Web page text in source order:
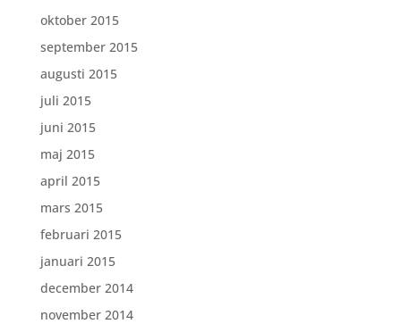
oktober 2015
september 2015
augusti 2015
juli 2015
juni 2015
maj 2015
april 2015
mars 2015
februari 2015
januari 2015
december 2014
november 2014